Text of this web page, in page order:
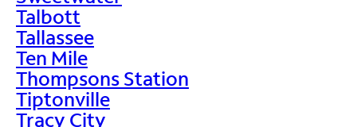
Talbott
Tallassee
Ten Mile
Thompsons Station
Tiptonville
Tracy City